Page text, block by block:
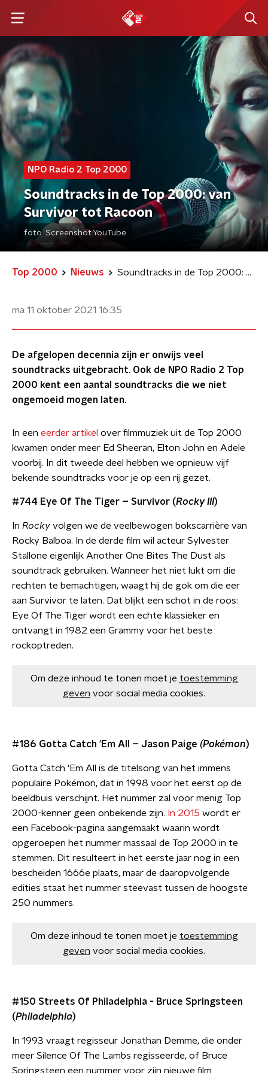
NPO Radio 2 Top 2000
Soundtracks in de Top 2000: van
Survivor tot Racoon
foto: Screenshot YouTube
Top 2000 Nieuws Soundtracks in de Top 2000: van Survivor tot Racoon
ma 11 oktober 2021 16:35
De afgelopen decennia zijn er onwijs veel
soundtracks uitgebracht. Ook de NPO Radio 2 Top
2000 kent een aantal soundtracks die we niet
ongemoeid mogen laten.
In een eerder artikel over filmmuziek uit de Top 2000
kwamen onder meer Ed Sheeran, Elton John en Adele
voorbij. In dit tweede deel hebben we opnieuw vijf
bekende soundtracks voor je op een rij gezet.
#744 Eye Of The Tiger – Survivor (Rocky III)
In Rocky volgen we de veelbewogen bokscarrière van
Rocky Balboa. In de derde film wil acteur Sylvester
Stallone eigenlijk Another One Bites The Dust als
soundtrack gebruiken. Wanneer het niet lukt om die
rechten te bemachtigen, waagt hij de gok om die eer
aan Survivor te laten. Dat blijkt een schot in de roos:
Eye Of The Tiger wordt een echte klassieker en
ontvangt in 1982 een Grammy voor het beste
rockoptreden.
Om deze inhoud te tonen moet je toestemming
geven voor social media cookies.
#186 Gotta Catch ‘Em All – Jason Paige (Pokémon)
Gotta Catch ‘Em All is de titelsong van het immens
populaire Pokémon, dat in 1998 voor het eerst op de
beeldbuis verschijnt. Het nummer zal voor menig Top
2000-kenner geen onbekende zijn. In 2015 wordt er
een Facebook-pagina aangemaakt waarin wordt
opgeroepen het nummer massaal de Top 2000 in te
stemmen. Dit resulteert in het eerste jaar nog in een
bescheiden 1666e plaats, maar de daaropvolgende
edities staat het nummer steevast tussen de hoogste
250 nummers.
Om deze inhoud te tonen moet je toestemming
geven voor social media cookies.
#150 Streets Of Philadelphia - Bruce Springsteen
(Philadelphia)
In 1993 vraagt regisseur Jonathan Demme, die onder
meer Silence Of The Lambs regisseerde, of Bruce
Springsteen een nummer voor zijn nieuwe film